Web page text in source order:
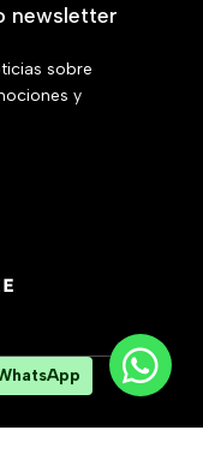
newsletter
sobre
y